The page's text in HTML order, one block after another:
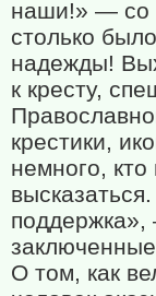
наши!» — со
столько
надежды!
к кресту,
крестики,
немного,
О том, как